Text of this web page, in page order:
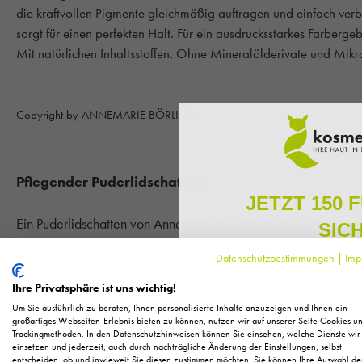
die kraftvollen Pigmente gleichmäßig auftragen und einfach
sorgt für einen perfekten Halt. Für ein ausdrucksstarkes
Mit natürlichen Inhaltsstoffen. Ohne Mineralölderivate und
Copyright by ANNEMARIE BÖRLIND
Pflegender Puderlidschatten
Ein Puderlidschatten von Annemarie Börlind der pflegend zu
Dieser Puderlidschatten verleiht Ihnen ausdrucksstarke
Lidschatten seine Haftigkeit verliehen und sorgt für einen
Kontaktlinsenträgerinnen ist dieser Lidschatten geeignet. Es
keine Mineralölderivate und Mikroplastik.
Hauttyp:Für alle Hauttypen geeignet.
Datenschutzbestimmungen |
Ihre Privatsphäre ist uns wichtig!
Um Sie ausführlich zu beraten, Ihnen personalisierte Inhalte anzuzeigen und Ihnen ein
großartiges Webseiten-Erlebnis bieten zu können, nutzen wir auf unserer Seite Cookies
Trackingmethoden. In den Datenschutzhinweisen können Sie einsehen, welche Dienste wir
einsetzen und jederzeit, auch durch nachträgliche Änderung der Einstellungen, selbst
JETZT 150
Melden Sie sich zu
regelmäßig exklusive
Pflege, neue Produkte
Als kleines Dankeschön für
Ihnen150 Fuchstaler*, die
Einkauf